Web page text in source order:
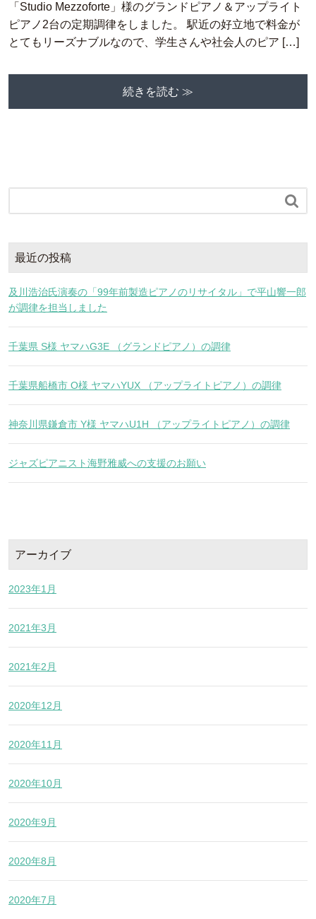
「Studio Mezzoforte」様のグランドピアノ＆アップライト
ピアノ2台の定期調律をしました。 駅近の好立地で料金が
とてもリーズナブルなので、学生さんや社会人のピア […]
続きを読む ≫

最近の投稿
及川浩治氏演奏の「99年前製造ピアノのリサイタル」で平山響一郎
が調律を担当しました
千葉県 S様 ヤマハG3E （グランドピアノ）の調律
千葉県船橋市 O様 ヤマハYUX （アップライトピアノ）の調律
神奈川県鎌倉市 Y様 ヤマハU1H （アップライトピアノ）の調律
ジャズピアニスト海野雅威への支援のお願い
アーカイブ
2023年1月
2021年3月
2021年2月
2020年12月
2020年11月
2020年10月
2020年9月
2020年8月
2020年7月